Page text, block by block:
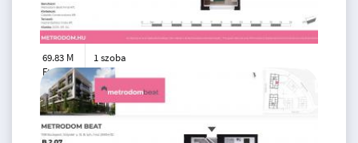
69.83 M
Ft
33 m2
1 szoba
1. emelet